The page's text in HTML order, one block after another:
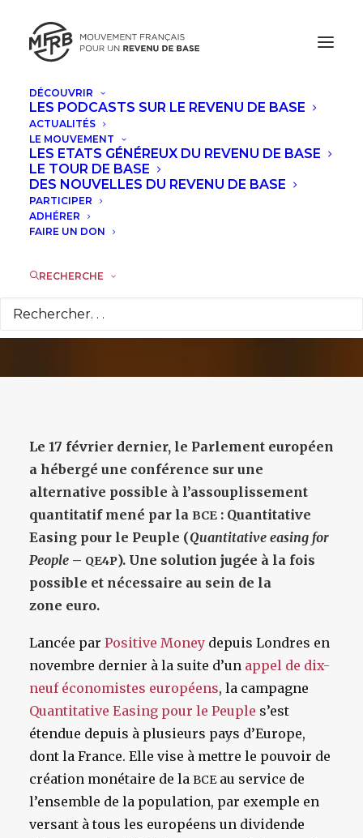
DÉCOUVRIR
LES PODCASTS SUR LE REVENU DE BASE
ACTUALITÉS
LE MOUVEMENT
LES ETATS GÉNÉREUX DU REVENU DE BASE
LE TOUR DE BASE
DES NOUVELLES DU REVENU DE BASE
PARTICIPER
ADHÉRER
FAIRE UN DON
RECHERCHE
Bruxelles. Des
députés européens
quantitative easing
pour le peuple
29 FÉVRIER 2016
Le 17 février dernier, le Parlement européen
a hébergé une conférence sur une
alternative possible à l’assouplissement
quantitatif mené par la BCE : Quantitative
Easing pour le Peuple (Quantitative easing for
People – QE4P). Une solution jugée à la fois
possible et nécessaire au sein de la
zone euro.
Lancée par Positive Money depuis Londres en
novembre dernier à la suite d’un appel de dix-
neuf économistes européens, la campagne
Quantitative Easing pour le Peuple s’est
étendue depuis à plusieurs pays d’Europe,
dont la France. Elle vise à mettre le pouvoir de
création monétaire de la BCEau service de
l’ensemble de la population, par exemple en
versant à tous les européens un dividende